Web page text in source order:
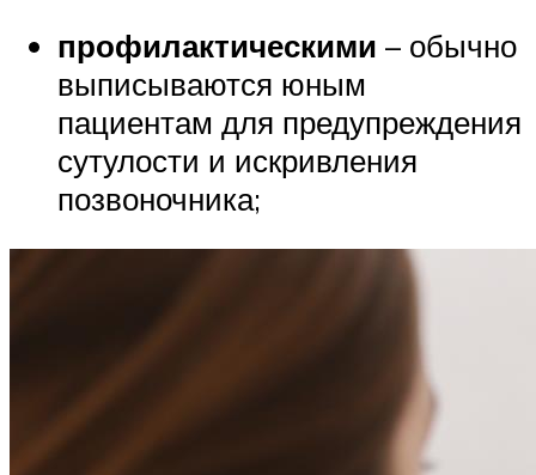
профилактическими – обычно
выписываются юным
пациентам для предупреждения
сутулости и искривления
позвоночника;